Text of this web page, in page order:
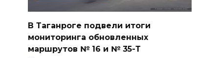
В Таганроге подвели итоги
мониторинга обновленных
маршрутов № 16 и № 35-Т